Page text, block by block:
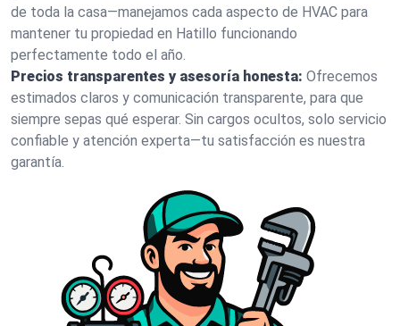
de toda la casa—manejamos cada aspecto de HVAC para
mantener tu propiedad en Hatillo funcionando
perfectamente todo el año.
Precios transparentes y asesoría honesta: Ofrecemos
estimados claros y comunicación transparente, para que
siempre sepas qué esperar. Sin cargos ocultos, solo servicio
confiable y atención experta—tu satisfacción es nuestra
garantía.